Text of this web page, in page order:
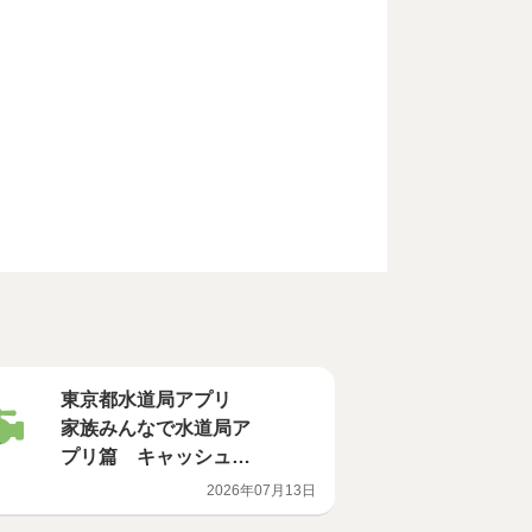
東京都水道局アプリ
家族みんなで水道局ア
プリ篇 キャッシュレ
ス・水道料金（３０
秒）
2026年07月13日